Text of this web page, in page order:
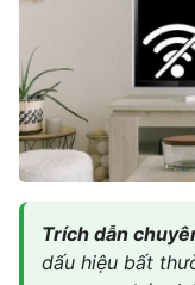
Trích dẫn
dấu hiệu bất